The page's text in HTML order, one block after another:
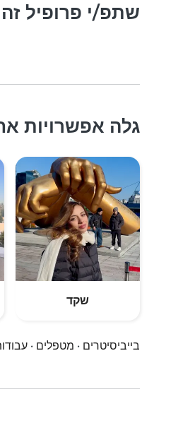
שתפ/י פרופיל זה
גלה אפשרויות
שקד
בייביסיטרים · מטפלים ·